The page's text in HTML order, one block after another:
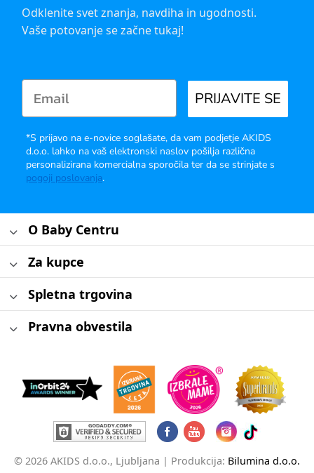
Odklenite svet znanja, navdiha in ugodnosti.
Vaše potovanje se začne tukaj!
PRIJAVITE SE
*S prijavo na e-novice soglašate, da vam podjetje AKIDS
d.o.o. lahko na vaš elektronski naslov pošilja različna
personalizirana komercialna sporočila ter da se strinjate s
pogoji poslovanja.
O Baby Centru
Za kupce
Spletna trgovina
Pravna obvestila
© 2026 AKIDS d.o.o., Ljubljana | Produkcija: Bilumina d.o.o.